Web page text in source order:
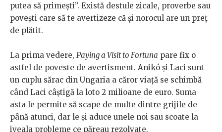
putea să primești”. Există destule zicale, proverbe sau
povești care să te avertizeze că și norocul are un preț
de plătit.
La prima vedere, Paying a Visit to Fortuna pare fix o
astfel de poveste de avertisment. Anikó și Laci sunt
un cuplu sărac din Ungaria a căror viață se schimbă
când Laci câștigă la loto 2 milioane de euro. Suma
asta le permite să scape de multe dintre grijile de
până atunci, dar le și aduce unele noi sau scoate la
iveala probleme ce păreau rezolvate.